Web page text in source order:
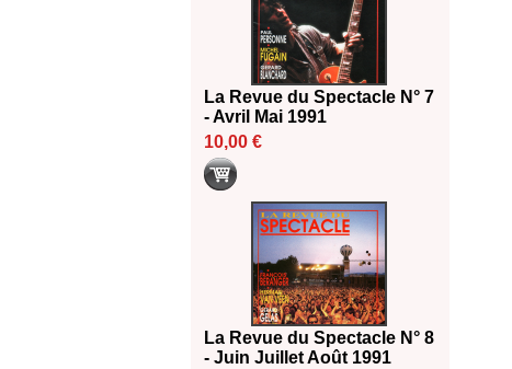
La Revue du Spectacle N° 7
- Avril Mai 1991
10,00 €
La Revue du Spectacle N° 8
- Juin Juillet Août 1991